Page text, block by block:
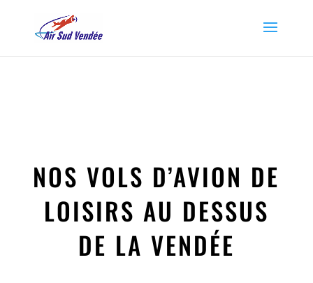
NOS VOLS D’AVION DE
LOISIRS AU DESSUS
DE LA VENDÉE